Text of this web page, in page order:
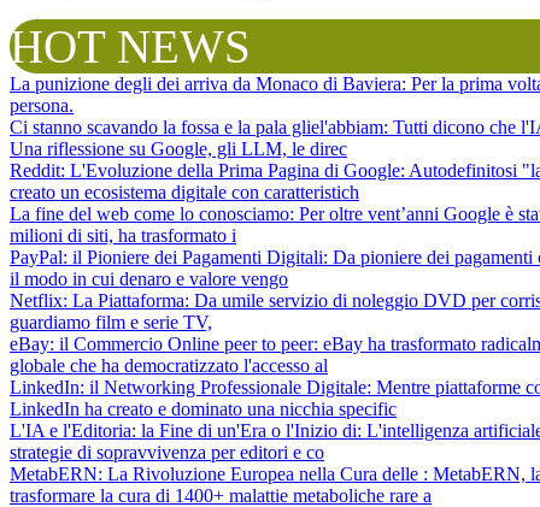
HOT NEWS
La punizione degli dei arriva da Monaco di Baviera: Per la prima
persona.
Ci stanno scavando la fossa e la pala gliel'abbiam: Tutti dicono che
Una riflessione su Google, gli LLM, le direc
Reddit: L'Evoluzione della Prima Pagina di Google: Autodefinitosi
creato un ecosistema digitale con caratteristich
La fine del web come lo conosciamo: Per oltre vent’anni Google è
milioni di siti, ha trasformato i
PayPal: il Pioniere dei Pagamenti Digitali: Da pioniere dei
il modo in cui denaro e valore vengo
Netflix: La Piattaforma: Da umile servizio di noleggio DVD per
guardiamo film e serie TV,
eBay: il Commercio Online peer to peer: eBay ha trasformato
globale che ha democratizzato l'accesso al
LinkedIn: il Networking Professionale Digitale: Mentre piattaforme
LinkedIn ha creato e dominato una nicchia specific
L'IA e l'Editoria: la Fine di un'Era o l'Inizio di: L'intelligenza
strategie di sopravvivenza per editori e co
MetabERN: La Rivoluzione Europea nella Cura delle : MetabERN,
trasformare la cura di 1400+ malattie metaboliche rare a